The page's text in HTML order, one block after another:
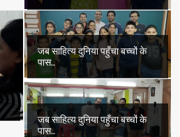
जब साहित्य दुनिया पहुँचा बच्चों के
पास..
जब साहित्य दुनिया पहुँचा बच्चों के
पास..